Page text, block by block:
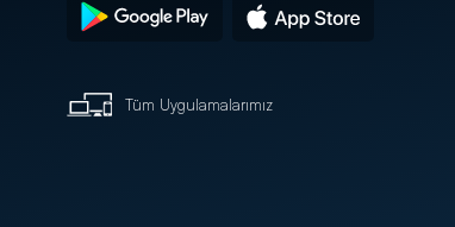
Tüm Uygulamalarımız